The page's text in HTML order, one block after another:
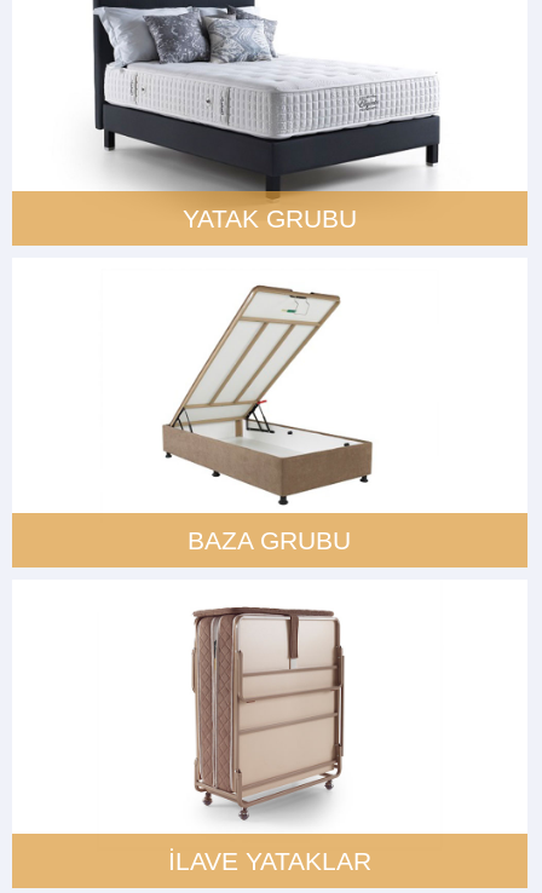
YATAK GRUBU
BAZA GRUBU
İLAVE YATAKLAR